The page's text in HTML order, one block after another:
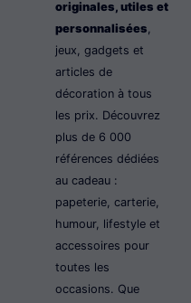
originales, utiles et
personnalisées,
jeux, gadgets et
articles de
décoration à tous
les prix. Découvrez
plus de 6 000
références dédiées
au cadeau :
papeterie, carterie,
humour, lifestyle et
accessoires pour
toutes les
occasions. Que